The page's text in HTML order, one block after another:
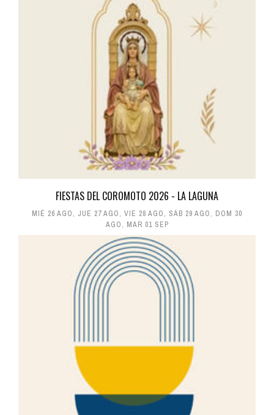
FIESTAS DEL COROMOTO 2026 - LA LAGUNA
MIÉ 26 AGO, JUE 27 AGO, VIE 28 AGO, SÁB 29 AGO, DOM 30
AGO, MAR 01 SEP